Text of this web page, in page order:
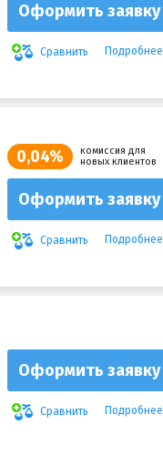
Оформить заявку
Сравнить Подробнее
0,04%
комиссия для
новых клиентов
Оформить заявку
Сравнить Подробнее
Оформить заявку
Сравнить Подробнее